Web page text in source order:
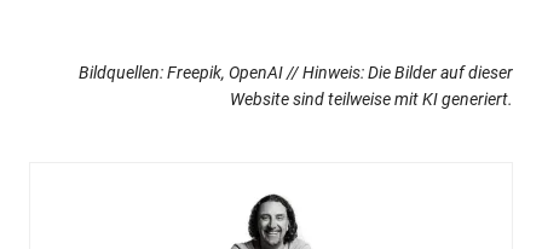
Bildquellen: Freepik, OpenAI // Hinweis: Die Bilder auf dieser
Website sind teilweise mit KI generiert.